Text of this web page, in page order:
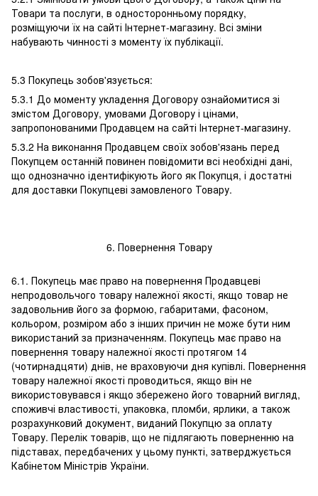
Товари та послуги, в односторонньому порядку,
розміщуючи їх на сайті Інтернет-магазину. Всі зміни
набувають чинності з моменту їх публікації.
5.3 Покупець зобов'язується:
5.3.1 До моменту укладення Договору ознайомитися зі
змістом Договору, умовами Договору і цінами,
запропонованими Продавцем на сайті Інтернет-магазину.
5.3.2 На виконання Продавцем своїх зобов'язань перед
Покупцем останній повинен повідомити всі необхідні дані,
що однозначно ідентифікують його як Покупця, і достатні
для доставки Покупцеві замовленого Товару.
6. Повернення Товару
6.1. Покупець має право на повернення Продавцеві
непродовольчого товару належної якості, якщо товар не
задовольнив його за формою, габаритами, фасоном,
кольором, розміром або з інших причин не може бути ним
використаний за призначенням. Покупець має право на
повернення товару належної якості протягом 14
(чотирнадцяти) днів, не враховуючи дня купівлі. Повернення
товару належної якості проводиться, якщо він не
використовувався і якщо збережено його товарний вигляд,
споживчі властивості, упаковка, пломби, ярлики, а також
розрахунковий документ, виданий Покупцю за оплату
Товару. Перелік товарів, що не підлягають поверненню на
підставах, передбачених у цьому пункті, затверджується
Кабінетом Міністрів України.